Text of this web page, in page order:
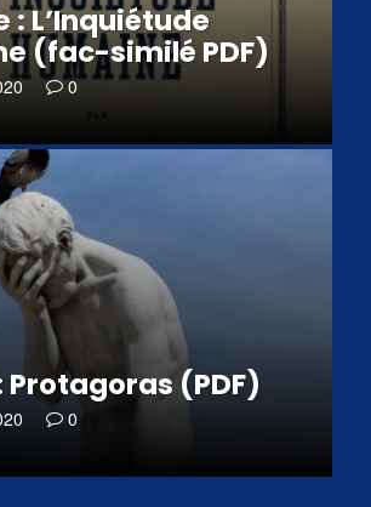
: L’Inquiétude
(fac-similé PDF)
0
Protagoras (PDF)
0